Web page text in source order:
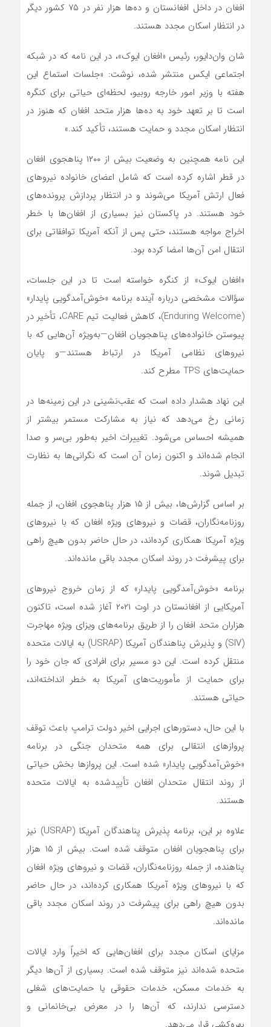
افغان در داخل افغانستان و ده‌ها هزار نفر در ۷۵ کشور دیگر
در انتظار اسکان مجدد هستند.
شان وان‌دایور، رئیس «افغان ایوک»، در این نامه که در شبکه
اجتماعی ایکس منتشر شده، نوشت: «جلسات استماع این
هفته با وزیر امور خارجه روبیو، لحظه‌ای حیاتی برای کنگره
است تا بر تعهد خود به ده‌ها هزار متحد افغان که هنوز در
انتظار اسکان مجدد و حمایت هستند، تأکید کند.»
این نامه همچنین به وضعیت بیش از ۱۲۰۰ پناهجوی افغان
در قطر اشاره کرده است که شامل اعضای خانواده نیروهای
فعال ارتش آمریکا می‌شوند و در انتظار پردازش پرونده‌های
خود هستند. در پاکستان نیز بسیاری از افغان‌ها با خطر
اخراج مواجه هستند، حتی پس از آنکه آمریکا توافقاتی برای
انتقال امن آن‌ها امضا کرده بود.
«افغان ایوک» از کنگره خواسته است تا در این جلسات،
سؤالات مشخصی درباره آینده برنامه «خوش‌آمدگویی پایدار»
(Enduring Welcome)، کاهش فعالیت تیم CARE، تأخیر در
پیوستن خانواده‌های پناهجویان افغان—به‌ویژه آن‌هایی که با
نیروهای نظامی آمریکا در ارتباط هستند—و پایان
حمایت‌های TPS مطرح کند.
این نهاد هشدار داده است که عقب‌نشینی در این زمینه‌ها در
زمانی رخ می‌دهد که نیاز به مشارکت مستمر بیشتر از
همیشه احساس می‌شود. تغییرات اخیر به‌طور بی‌سر و صدا
انجام شده‌اند و اکنون زمان آن است که نگرانی‌ها به نظارت
تبدیل شوند.
بر اساس گزارش‌ها، بیش از ۱۵ هزار پناهجوی افغان، از جمله
روزنامه‌نگاران، قضات و نیروهای ویژه افغان که با نیروهای
ویژه آمریکا همکاری کرده‌اند، در حال حاضر بدون هیچ راهی
برای پیشرفت در روند اسکان مجدد باقی مانده‌اند.
برنامه «خوش‌آمدگویی پایدار» که از زمان خروج نیروهای
آمریکایی از افغانستان در اوت ۲۰۲۱ آغاز شده است، تاکنون
هزاران متحد افغان را از طریق برنامه‌های ویزای ویژه مهاجرت
(SIV) و پذیرش پناهندگان آمریکا (USRAP) به ایالات متحده
منتقل کرده است. این دو مسیر برای افرادی که جان خود را
برای حمایت از مأموریت‌های آمریکا به خطر انداخته‌اند،
حیاتی هستند.
با این حال، دستورهای اجرایی اخیر دولت ترامپ باعث توقف
پروازهای انتقالی برای همه متحدان جنگی در برنامه
«خوش‌آمدگویی پایدار» شده است. این پروازها بخش حیاتی
از روند انتقال متحدان افغان تأییدشده به ایالات متحده
هستند.
علاوه بر این، برنامه پذیرش پناهندگان آمریکا (USRAP) نیز
برای پناهجویان افغان متوقف شده است. بیش از ۱۵ هزار
پناهنده، از جمله روزنامه‌نگاران، قضات و نیروهای ویژه افغان
که با نیروهای ویژه آمریکا همکاری کرده‌اند، در حال حاضر
بدون هیچ راهی برای پیشرفت در روند اسکان مجدد باقی
مانده‌اند.
مزایای اسکان مجدد برای افغان‌هایی که اخیراً وارد ایالات
متحده شده‌اند نیز متوقف شده است. بسیاری از آن‌ها دیگر
به خدمات مسکن، خدمات حقوقی یا حمایت‌های شغلی
دسترسی ندارند، که آن‌ها را در معرض بی‌خانمانی و